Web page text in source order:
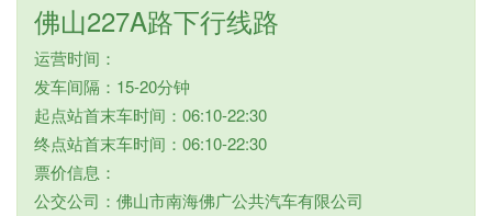
佛山227A路下行线路
运营时间：
发车间隔：15-20分钟
起点站首末车时间：06:10-22:30
终点站首末车时间：06:10-22:30
票价信息：
公交公司：佛山市南海佛广公共汽车有限公司